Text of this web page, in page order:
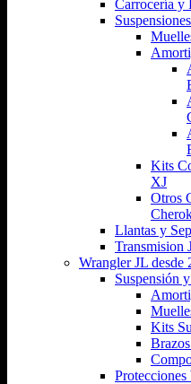
Carrocería y
Kits
XJ
Otros
Llantas y
Transmision
Wrangler JL desde
Suspensión
Kits